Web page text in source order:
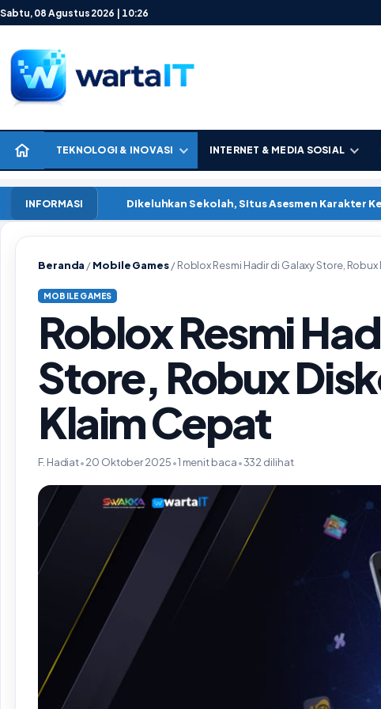
Lewati ke konten
Sabtu, 08 Agustus 2026 | 10:26
TEKNOLOGI & INOVASI INTERNET & MEDIA SOSIAL
INFORMASI Dikeluhkan Sekolah, Situs Asesmen Karakter
Beranda /Mobile Games/Roblox Resmi Hadir di Galaxy Store,
MOBILE GAMES
Roblox Resmi
Store, Robux
Klaim Cepat
F. Hadiat•20 Oktober 2025•1 menit baca•332 dilihat